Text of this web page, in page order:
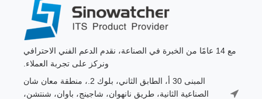
مع 14 عامًا من الخبرة في الصناعة، نقدم الدعم الفني الاحترافي
ونركز على تجربة العملاء.
المبنى 30 أ، الطابق الثاني، بلوك 2.، منطقة معان شان
الصناعية الثانية، طريق نانهوان، شاجينج، باوان، شنتشن،